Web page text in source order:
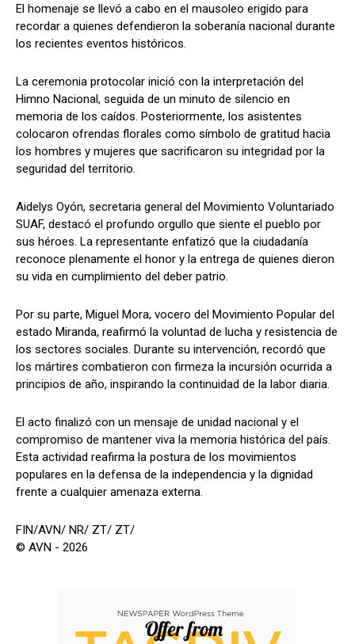
El homenaje se llevó a cabo en el mausoleo erigido para
recordar a quienes defendieron la soberanía nacional durante
los recientes eventos históricos.
La ceremonia protocolar inició con la interpretación del
Himno Nacional, seguida de un minuto de silencio en
memoria de los caídos. Posteriormente, los asistentes
colocaron ofrendas florales como símbolo de gratitud hacia
los hombres y mujeres que sacrificaron su integridad por la
seguridad del territorio.
Aidelys Oyón, secretaria general del Movimiento Voluntariado
SUAF, destacó el profundo orgullo que siente el pueblo por
sus héroes. La representante enfatizó que la ciudadanía
reconoce plenamente el honor y la entrega de quienes dieron
su vida en cumplimiento del deber patrio.
Por su parte, Miguel Mora, vocero del Movimiento Popular del
estado Miranda, reafirmó la voluntad de lucha y resistencia de
los sectores sociales. Durante su intervención, recordó que
los mártires combatieron con firmeza la incursión ocurrida a
principios de año, inspirando la continuidad de la labor diaria.
El acto finalizó con un mensaje de unidad nacional y el
compromiso de mantener viva la memoria histórica del país.
Esta actividad reafirma la postura de los movimientos
populares en la defensa de la independencia y la dignidad
frente a cualquier amenaza externa.
FIN/AVN/ NR/ ZT/ ZT/
© AVN - 2026